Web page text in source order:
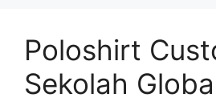
Poloshirt
Sekolah